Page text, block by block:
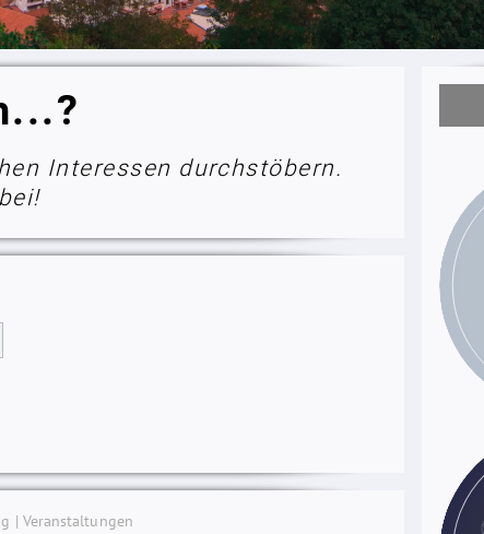
Interessen durchstöbern.
| Veranstaltungen